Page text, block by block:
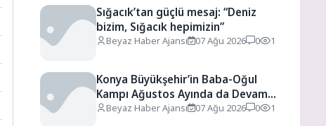
Sığacık’tan güçlü mesaj: “Deniz
bizim, Sığacık hepimizin”
Beyaz Haber Ajansı 07 Ağu 2026 0 1
Konya Büyükşehir’in Baba-Oğul
Kampı Ağustos Ayında da Devam
Edecek
Beyaz Haber Ajansı 07 Ağu 2026 0 1